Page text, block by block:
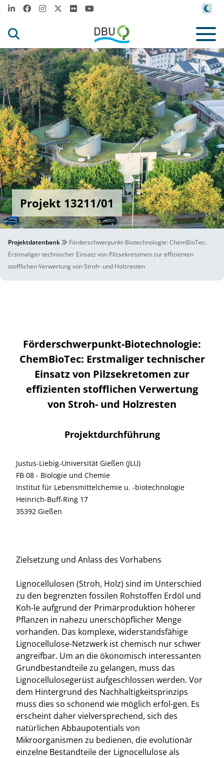
Projekt 13211/01
Projektdatenbank
Förderschwerpunkt-Biotechnologie: ChemBioTec:
Erstmaliger technischer Einsatz von Pilzsekretomen zur effizienten
stofflichen Verwertung von Stroh- und Holzresten
Förderschwerpunkt-Biotechnologie:
ChemBioTec: Erstmaliger technischer
Einsatz von Pilzsekretomen zur
effizienten stofflichen Verwertung
von Stroh- und Holzresten
Projektdurchführung
Justus-Liebig-Universität Gießen (JLU)
FB 08 - Biologie und Chemie
Institut für Lebensmittelchemie u. -biotechnologie
Heinrich-Buff-Ring 17
35392 Gießen
Zielsetzung und Anlass des Vorhabens
Lignocellulosen (Stroh, Holz) sind im Unterschied
zu den begrenzten fossilen Rohstoffen Erdöl und
Koh-le aufgrund der Primärproduktion höherer
Pflanzen in nahezu unerschöpflicher Menge
vorhanden. Das komplexe, widerstandsfähige
Lignocellulose-Netzwerk ist chemisch nur schwer
angreifbar. Um an die ökonomisch interessanten
Grundbestandteile zu gelangen, muss das
Lignocellulosegerüst aufgeschlossen werden. Vor
dem Hintergrund des Nachhaltigkeitsprinzips
muss dies so schonend wie möglich erfol-gen. Es
erscheint daher vielversprechend, sich des
natürlichen Abbaupotentials von
Mikroorganismen zu bedienen, die evolutionär
einzelne Bestandteile der Lignocellulose als